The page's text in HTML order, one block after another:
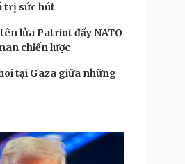
trị sức hút
lửa Patriot đẩy NATO
chiến lược
tại Gaza giữa những